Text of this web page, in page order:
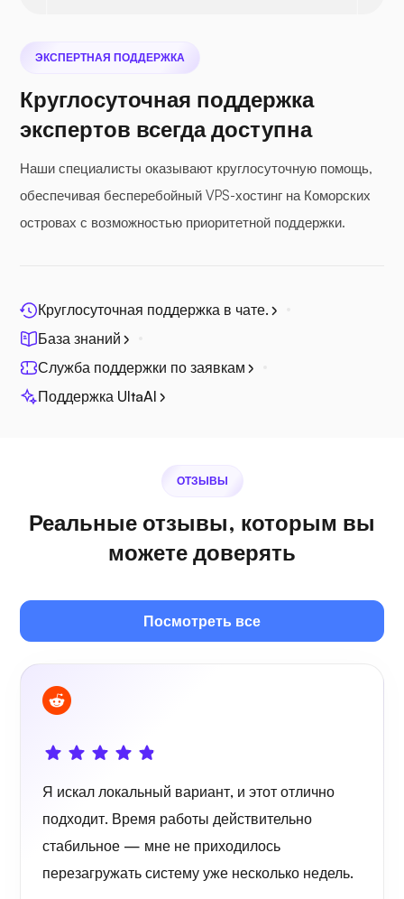
Фотопризма
Рентгеновский снимок
ЭКСПЕРТНАЯ ПОДДЕРЖКА
Круглосуточная поддержка
экспертов всегда доступна
Наши специалисты оказывают круглосуточную помощь,
обеспечивая бесперебойный VPS-хостинг на Коморских
островах с возможностью приоритетной поддержки.
Круглосуточная поддержка в чате.
База знаний
Служба поддержки по заявкам
Поддержка UltaAI
ОТЗЫВЫ
Реальные отзывы, которым вы
можете доверять
Посмотреть все
Я искал локальный вариант, и этот отлично
подходит. Время работы действительно
стабильное — мне не приходилось
перезагружать систему уже несколько недель.